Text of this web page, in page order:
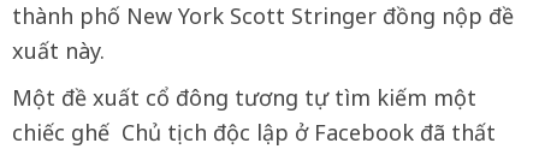
thành phố New York Scott Stringer đồng nộp đề
xuất này.
Một đề xuất cổ đông tương tự tìm kiếm một
chiếc ghế Chủ tịch độc lập ở Facebook đã thất